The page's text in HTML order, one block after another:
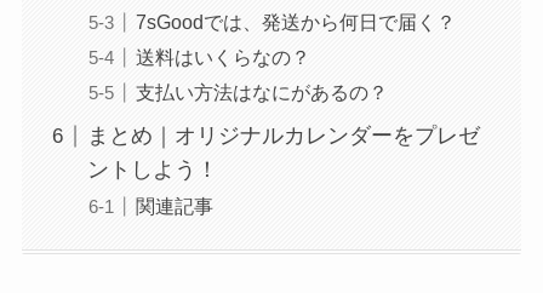
7sGoodでは、発送から何日で届く？
送料はいくらなの？
支払い方法はなにがあるの？
まとめ｜オリジナルカレンダーをプレゼ
ントしよう！
関連記事